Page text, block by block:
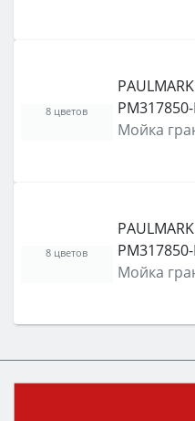
Мойка
8 цветов
Мойка
8 цветов